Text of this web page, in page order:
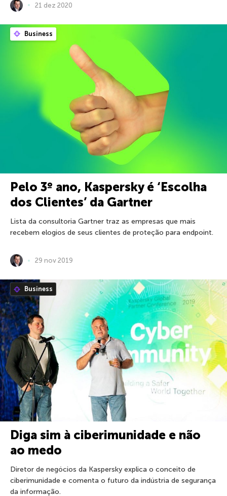
21 dez 2020
Business
Pelo 3º ano, Kaspersky é ‘Escolha
dos Clientes’ da Gartner
Lista da consultoria Gartner traz as empresas que mais
recebem elogios de seus clientes de proteção para endpoint.
29 nov 2019
Business
Diga sim à ciberimunidade e não
ao medo
Diretor de negócios da Kaspersky explica o conceito de
ciberimunidade e comenta o futuro da indústria de segurança
da informação.